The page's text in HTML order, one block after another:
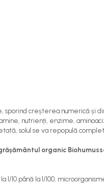
creșterea numerică și
nutrienți, enzime,
solul se va repopulă
organic
până la 1/100,